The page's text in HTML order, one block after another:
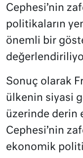
Cephesi’nin
politikaların
önemli bir
Sonuç olarak
ülkenin siyasi
üzerinde derin
Cephesi’nin
ekonomik